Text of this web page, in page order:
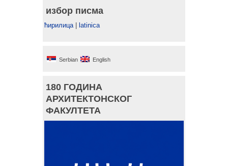
избор писма
ћирилица latinica
Serbian English
180 ГОДИНА
АРХИТЕКТОНСКОГ
ФАКУЛТЕТА